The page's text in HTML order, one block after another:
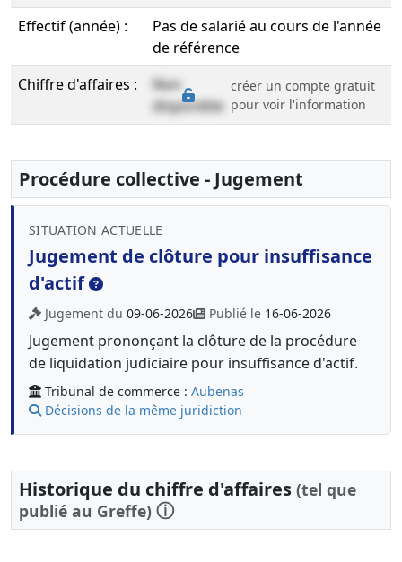
Effectif (année) :
Pas de salarié au cours de l'année
de référence
Chiffre d'affaires :
Non
disponible
créer un compte gratuit
pour voir l'information
Procédure collective - Jugement
SITUATION ACTUELLE
Jugement de clôture pour insuffisance
d'actif
Jugement du 09-06-2026 Publié le 16-06-2026
Jugement prononçant la clôture de la procédure
de liquidation judiciaire pour insuffisance d'actif.
Tribunal de commerce : Aubenas
Décisions de la même juridiction
Historique du chiffre d'affaires (tel que
publié au Greffe) ⓘ